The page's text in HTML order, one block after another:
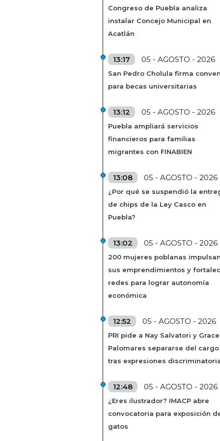
Congreso de Puebla analiza
instalar Concejo Municipal en
Acatlán
13:17 05 - AGOSTO - 2026
San Pedro Cholula firma
para becas universitarias
13:12 05 - AGOSTO - 2026
Puebla ampliará servicios
financieros para familias
migrantes con FINABIEN
13:08 05 - AGOSTO - 2026
¿Por qué se suspendió la
de chips de la Ley Casco en
Puebla?
13:02 05 - AGOSTO - 2026
200 mujeres poblanas impulsan
sus emprendimientos y
redes para lograr autonomía
económica
12:52 05 - AGOSTO - 2026
PRI pide a Nay Salvatori y Grace
Palomares separarse del cargo
tras expresiones
12:48 05 - AGOSTO - 2026
¿Eres ilustrador? IMACP abre
convocatoria para exposición
gatos